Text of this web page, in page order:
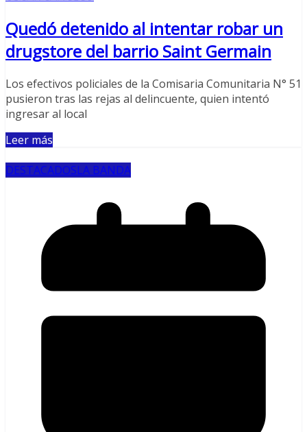
Quedó detenido al intentar robar un
drugstore del barrio Saint Germain
Los efectivos policiales de la Comisaria Comunitaria N° 51
pusieron tras las rejas al delincuente, quien intentó
ingresar al local
Leer más
DESTACADOSLA BANDA